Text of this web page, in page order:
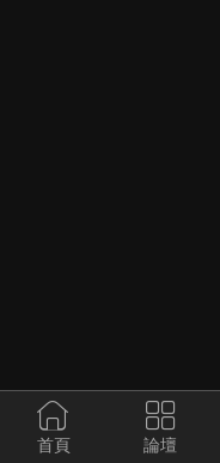
首頁 論壇